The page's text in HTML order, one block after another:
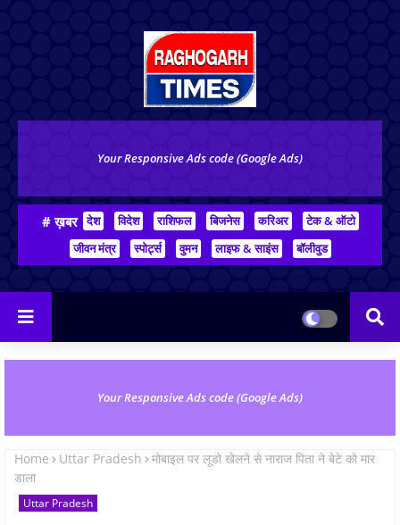
Your Responsive Ads code (Google Ads)
# ख़बर देश विदेश राशिफल बिजनेस करिअर
टेक & ऑटो
जीवन मंत्र
स्पोर्ट्स वुमन लाइफ & साइंस बॉलीवुड
Your Responsive Ads code (Google Ads)
Home Uttar Pradesh
मोबाइल पर लूडो खेलने से नाराज पिता ने बेटे को मार
डाला
Uttar Pradesh